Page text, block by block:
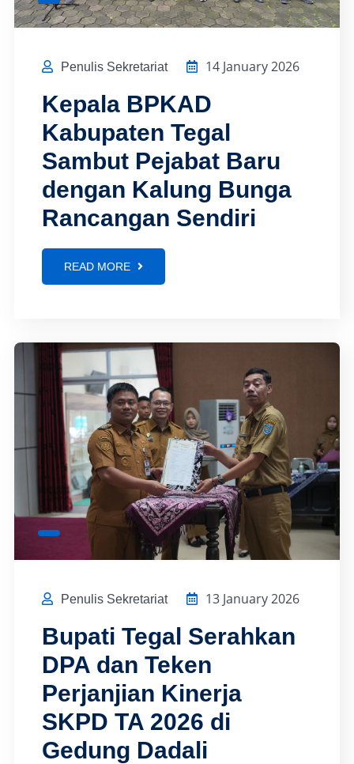
Penulis Sekretariat 14 January 2026
Kepala BPKAD
Kabupaten Tegal
Sambut Pejabat Baru
dengan Kalung Bunga
Rancangan Sendiri
READ MORE
Penulis Sekretariat 13 January 2026
Bupati Tegal Serahkan
DPA dan Teken
Perjanjian Kinerja
SKPD TA 2026 di
Gedung Dadali